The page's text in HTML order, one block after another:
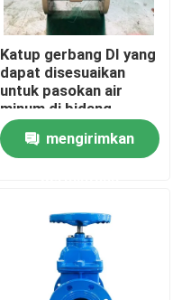
Katup gerbang DI yang
dapat disesuaikan
untuk pasokan air
minum di bidang
industri
mengirimkan